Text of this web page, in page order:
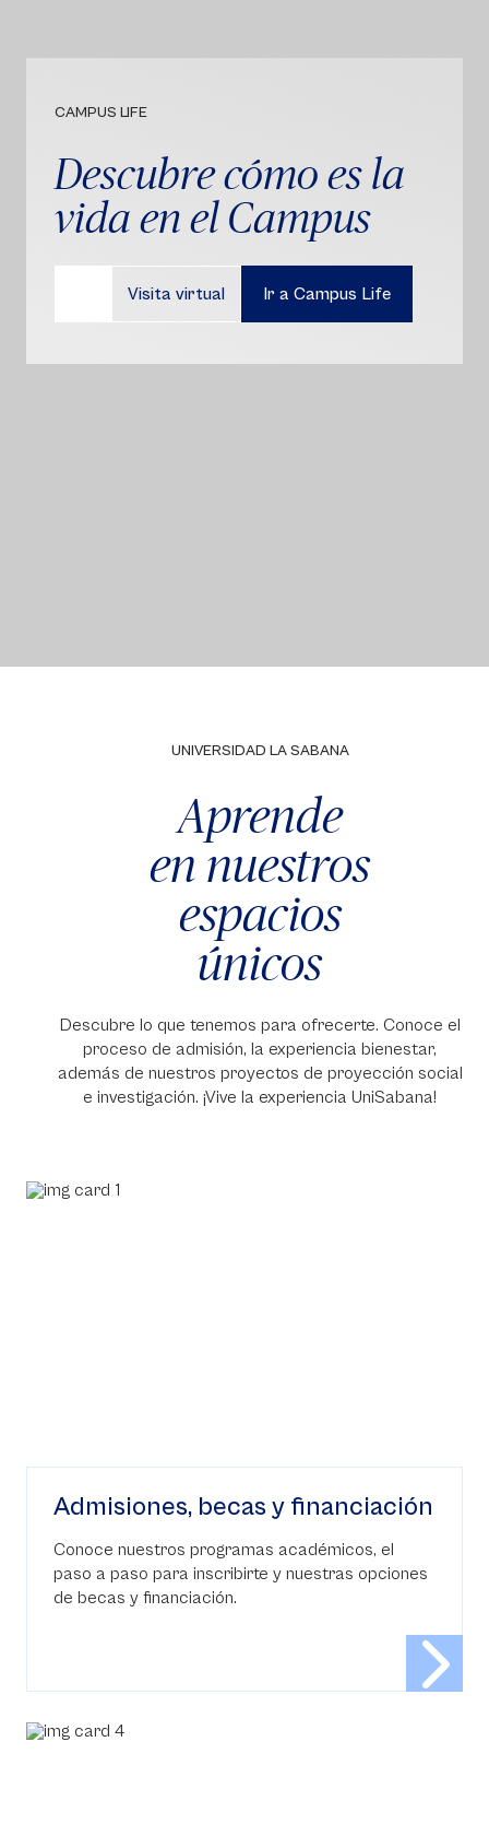
CAMPUS LIFE
Descubre cómo es la
vida en el Campus
Visita virtual Ir a Campus Life
UNIVERSIDAD LA SABANA
Aprende
en nuestros
espacios
únicos
Descubre lo que tenemos para ofrecerte. Conoce el
proceso de admisión, la experiencia bienestar,
además de nuestros proyectos de proyección social
e investigación. ¡Vive la experiencia UniSabana!
Admisiones, becas y financiación
Conoce nuestros programas académicos, el
paso a paso para inscribirte y nuestras opciones
de becas y financiación.